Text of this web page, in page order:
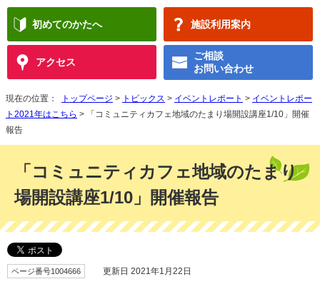
初めてのかたへ 施設利用案内
アクセス
ご相談
お問い合わせ
現在の位置： トップページ > トピックス > イベントレポート > イベントレポー
ト2021年はこちら > 「コミュニティカフェ地域のたまり場開設講座1/10」開催
報告
「コミュニティカフェ地域のたまり
場開設講座1/10」開催報告
ページ番号1004666 更新日 2021年1月22日